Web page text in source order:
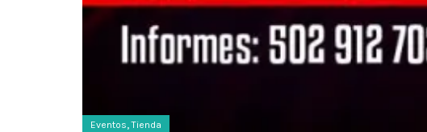
Eventos,Tienda